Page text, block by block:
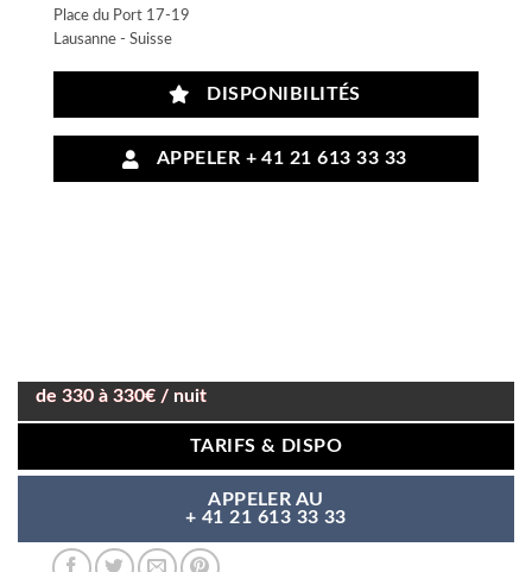
Place du Port 17-19
Lausanne - Suisse
DISPONIBILITÉS
APPELER + 41 21 613 33 33
de 330 à 330€ / nuit
TARIFS & DISPO
APPELER AU
+ 41 21 613 33 33